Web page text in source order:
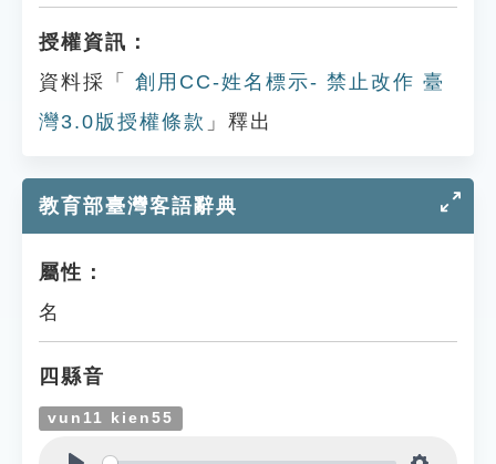
授權資訊：
資料採「
創用CC-姓名標示- 禁止改作 臺
灣3.0版授權條款 」釋出
教育部臺灣客語辭典
屬性：
名
四縣音
vun11 kien55